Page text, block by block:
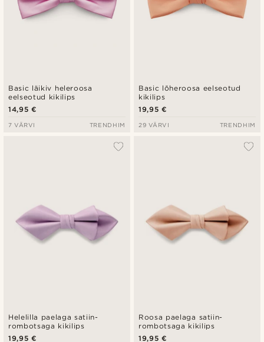
Basic läikiv heleroosa
eelseotud kikilips
14,95 €
7 VÄRVI TRENDHIM
Basic lõheroosa eelseotud
kikilips
19,95 €
29 VÄRVI TRENDHIM
Helelilla paelaga satiin-
rombotsaga kikilips
19,95 €
Roosa paelaga satiin-
rombotsaga kikilips
19,95 €